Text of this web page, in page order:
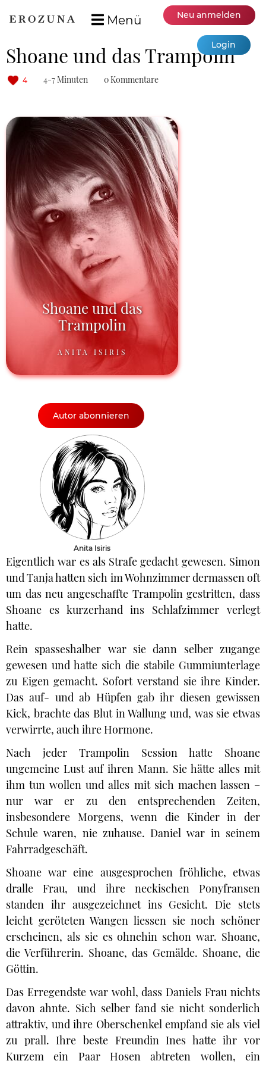
Menü Neu anmelden
Login
Shoane und das Trampolin
4 4-7 Minuten 0 Kommentare
Shoane und das
Trampolin
ANITA ISIRIS
Autor abonnieren
Anita Isiris
Eigentlich war es als Strafe gedacht gewesen. Simon
und Tanja hatten sich im Wohnzimmer dermassen oft
um das neu angeschaffte Trampolin gestritten, dass
Shoane es kurzerhand ins Schlafzimmer verlegt
hatte.
Rein spasseshalber war sie dann selber zugange
gewesen und hatte sich die stabile Gummiunterlage
zu Eigen gemacht. Sofort verstand sie ihre Kinder.
Das auf- und ab Hüpfen gab ihr diesen gewissen
Kick, brachte das Blut in Wallung und, was sie etwas
verwirrte, auch ihre Hormone.
Nach jeder Trampolin Session hatte Shoane
ungemeine Lust auf ihren Mann. Sie hätte alles mit
ihm tun wollen und alles mit sich machen lassen –
nur war er zu den entsprechenden Zeiten,
insbesondere Morgens, wenn die Kinder in der
Schule waren, nie zuhause. Daniel war in seinem
Fahrradgeschäft.
Shoane war eine ausgesprochen fröhliche, etwas
dralle Frau, und ihre neckischen Ponyfransen
standen ihr ausgezeichnet ins Gesicht. Die stets
leicht geröteten Wangen liessen sie noch schöner
erscheinen, als sie es ohnehin schon war. Shoane,
die Verführerin. Shoane, das Gemälde. Shoane, die
Göttin.
Das Erregendste war wohl, dass Daniels Frau nichts
davon ahnte. Sich selber fand sie nicht sonderlich
attraktiv, und ihre Oberschenkel empfand sie als viel
zu prall. Ihre beste Freundin Ines hatte ihr vor
Kurzem ein Paar Hosen abtreten wollen, ein